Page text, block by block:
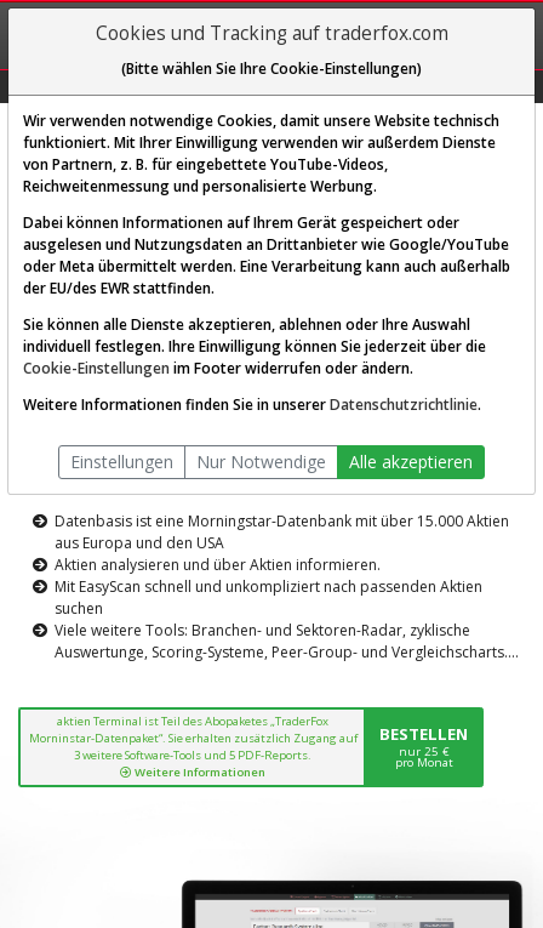
REGIS-
TRIEREN
Diese Funktion ist nur für
AKTIEN-TERMINAL
Die Aktienanalyse-Plattform von
TraderFox
Datenbasis ist eine Morningstar-Datenbank mit über 15.000 Aktien
aus Europa und den USA
Aktien analysieren und über Aktien informieren.
Mit EasyScan schnell und unkompliziert nach passenden Aktien
suchen
Viele weitere Tools: Branchen- und Sektoren-Radar, zyklische
Auswertunge, Scoring-Systeme, Peer-Group- und Vergleichscharts....
aktien Terminal ist Teil des Abopaketes „TraderFox
Morninstar-Datenpaket“. Sie erhalten zusätzlich Zugang auf
3 weitere Software-Tools und 5 PDF-Reports.
Weitere Informationen
BESTELLEN
nur 25 €
pro Monat
Cookies und Tracking auf traderfox.com
(Bitte wählen Sie Ihre Cookie-Einstellungen)
Wir verwenden notwendige Cookies, damit unsere Website technisch
funktioniert. Mit Ihrer Einwilligung verwenden wir außerdem Dienste
von Partnern, z. B. für eingebettete YouTube-Videos,
Reichweitenmessung und personalisierte Werbung.
Dabei können Informationen auf Ihrem Gerät gespeichert oder
ausgelesen und Nutzungsdaten an Drittanbieter wie Google/YouTube
oder Meta übermittelt werden. Eine Verarbeitung kann auch außerhalb
der EU/des EWR stattfinden.
Sie können alle Dienste akzeptieren, ablehnen oder Ihre Auswahl
individuell festlegen. Ihre Einwilligung können Sie jederzeit über die
Cookie-Einstellungen im Footer widerrufen oder ändern.
Weitere Informationen finden Sie in unsererDatenschutzrichtlinie.
Einstellungen Nur Notwendige Alle akzeptieren